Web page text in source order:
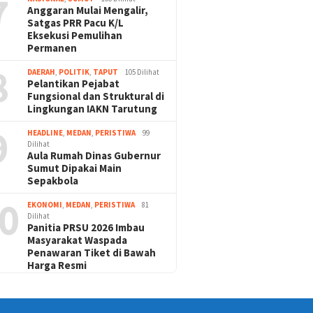
Anggaran Mulai Mengalir,
Satgas PRR Pacu K/L
Eksekusi Pemulihan
Permanen
DAERAH, POLITIK, TAPUT 105 Dilihat
Pelantikan Pejabat
Fungsional dan Struktural di
Lingkungan IAKN Tarutung
HEADLINE, MEDAN, PERISTIWA
99
Dilihat
Aula Rumah Dinas Gubernur
Sumut Dipakai Main
Sepakbola
EKONOMI, MEDAN, PERISTIWA
81
Dilihat
Panitia PRSU 2026 Imbau
Masyarakat Waspada
Penawaran Tiket di Bawah
Harga Resmi